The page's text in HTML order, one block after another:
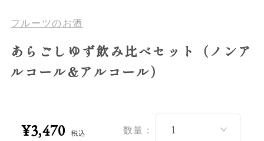
フルーツのお酒
あらごしゆず飲み比べセット（ノンア
ルコール&アルコール）
¥3,470 税込 数量：